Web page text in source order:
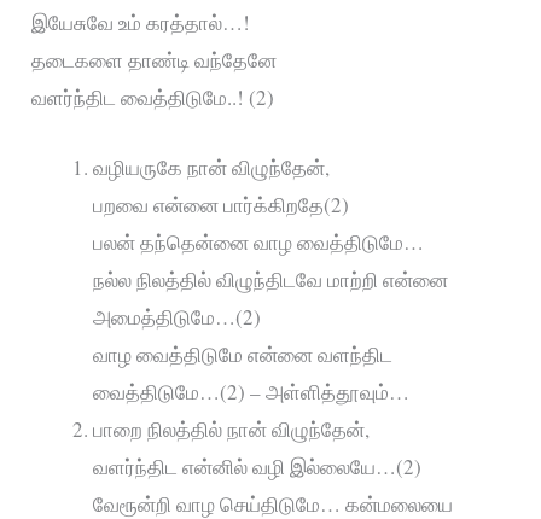
இயேசுவே உம் கரத்தால்…!
தடைகளை தாண்டி வந்தேனே
வளர்ந்திட வைத்திடுமே..! (2)
வழியருகே நான் விழுந்தேன்,
பறவை என்னை பார்க்கிறதே(2)
பலன் தந்தென்னை வாழ வைத்திடுமே…
நல்ல நிலத்தில் விழுந்திடவே மாற்றி என்னை
அமைத்திடுமே…(2)
வாழ வைத்திடுமே என்னை வளந்திட
வைத்திடுமே…(2) – அள்ளித்தூவும்…
பாறை நிலத்தில் நான் விழுந்தேன்,
வளர்ந்திட என்னில் வழி இல்லையே…(2)
வேரூன்றி வாழ செய்திடுமே… கன்மலையை